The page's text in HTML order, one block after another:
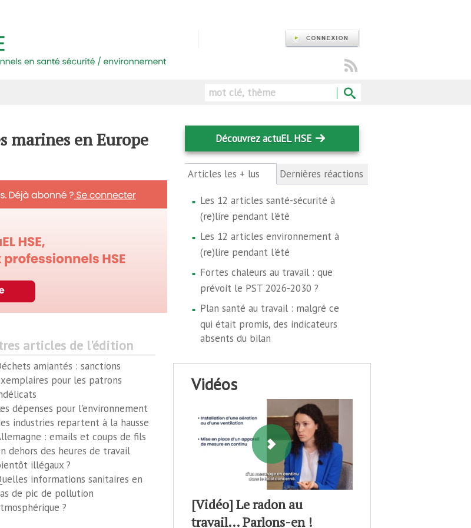
Rechercher
marines en Europe
articles de l'édition
amiantés : sanctions
pour les patrons
dépenses pour l'environnement
industries repartent à la hausse
: emails et coups de fils
dehors des heures de travail
illégaux ?
informations sanitaires en
de pic de pollution
?
Découvrez actuEL HSE
Articles les + lus (onglet
actif)
Dernières réactions
Les 12 articles santé-sécurité à
(re)lire pendant l'été
Les 12 articles environnement à
(re)lire pendant l'été
Fortes chaleurs au travail : que
prévoit le PST 2026-2030 ?
Plan santé au travail : malgré ce
qui était promis, des indicateurs
absents du bilan
vidéos
[Vidéo] Le radon au
travail… Parlons-en !